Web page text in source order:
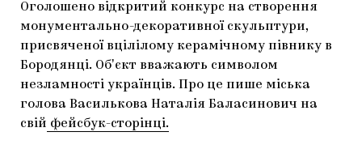
Оголошено відкритий конкурс на створення
монументально-декоративної скульптури,
присвяченої вцілілому керамічному півнику в
Бородянці. Обʼєкт вважають символом
незламності українців. Про це пише міська
голова Василькова Наталія Баласинович на
свій фейсбук-сторінці.